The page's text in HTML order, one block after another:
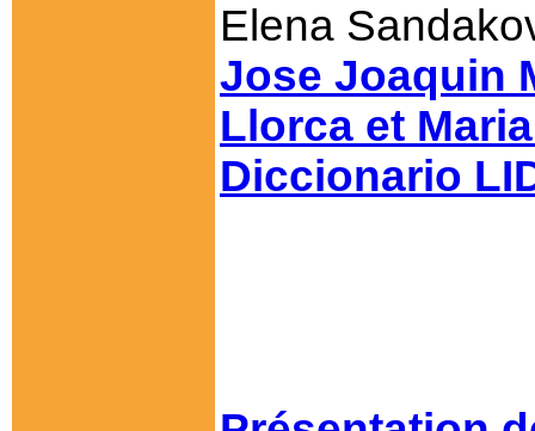
Elena
Jose Joaquin
Llorca et
Diccionario